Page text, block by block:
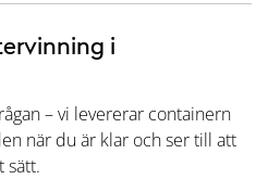
i
– vi levererar containern
när du är klar och ser till att
sätt.